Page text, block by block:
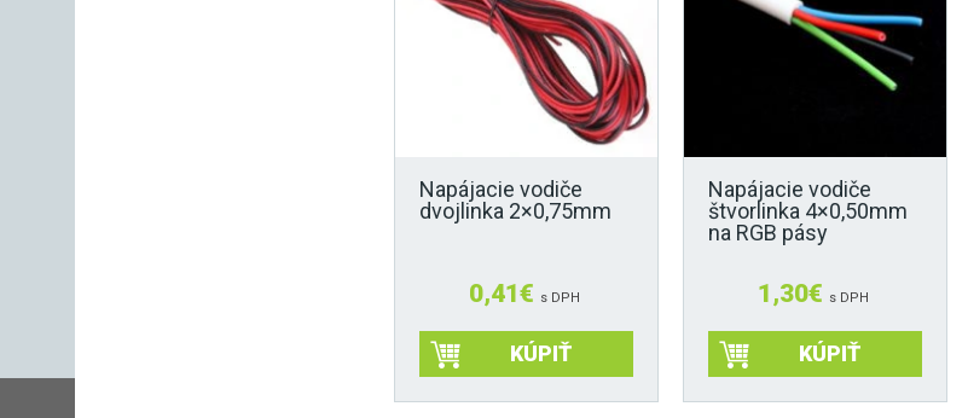
Napájacie vodiče
dvojlinka 2×0,75mm
0,41€ s DPH
KÚPIŤ
Napájacie vodiče
štvorlinka 4×0,50mm
na RGB pásy
1,30€ s DPH
KÚPIŤ